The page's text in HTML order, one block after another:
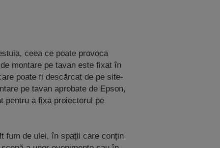
ceea ce poate provoca
montare pe tavan este fixat în
poate fi descărcat de pe site-
pe tavan aprobate de Epson,
pentru a fixa proiectorul pe
fum de ulei, în spații care conțin